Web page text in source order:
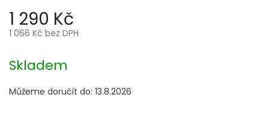
1 290 Kč
1 066 Kč bez DPH
cena:
Skladem
Můžeme doručit do: 13.8.2026